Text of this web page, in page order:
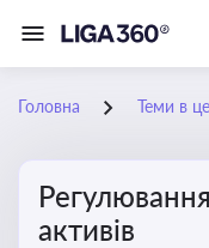
Головна Теми в
активів